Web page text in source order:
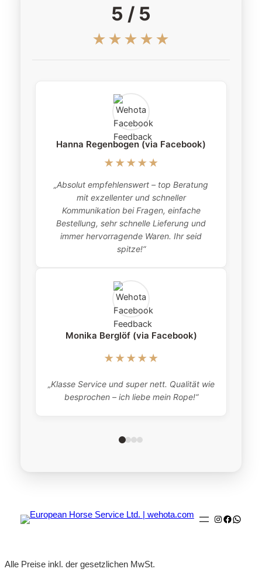
5 / 5
★★★★★
Hanna Regenbogen (via Facebook)
★★★★★
„Absolut empfehlenswert – top Beratung
mit exzellenter und schneller
Kommunikation bei Fragen, einfache
Bestellung, sehr schnelle Lieferung und
immer hervorragende Waren. Ihr seid
spitze!“
Monika Berglöf (via Facebook)
★★★★★
„Klasse Service und super nett. Qualität wie
besprochen – ich liebe mein Rope!“
Instagram
Alle Preise inkl. der gesetzlichen MwSt.